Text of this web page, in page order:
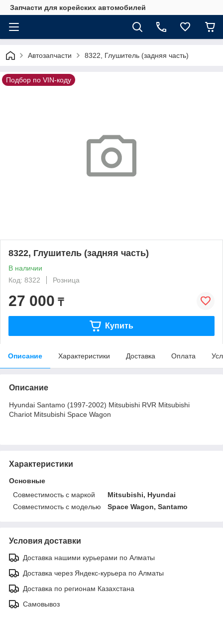
Запчасти для корейских автомобилей
Автозапчасти 8322, Глушитель (задняя часть)
Подбор по VIN-коду
8322, Глушитель (задняя часть)
В наличии
Код: 8322
Розница
27 000 ₸
Купить
Описание Характеристики Доставка Оплата
Описание
Hyundai Santamo (1997-2002) Mitsubishi RVR Mitsubishi
Chariot Mitsubishi Space Wagon
Характеристики
Основные
Совместимость с маркой
Mitsubishi, Hyundai
Совместимость с моделью
Space Wagon, Santamo
Условия доставки
Доставка нашими курьерами по Алматы
Доставка через Яндекс-курьера по Алматы
Доставка по регионам Казахстана
Самовывоз